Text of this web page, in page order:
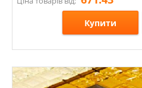
Купити
Розміри: 250х750;
Стилі: Моноколор;
Кольори: